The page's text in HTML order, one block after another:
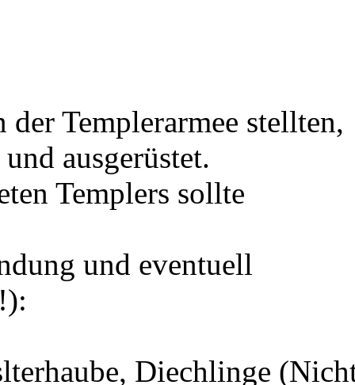
Templerarmee stellten,
ausgerüstet.
Templers sollte
und eventuell
Diechlinge